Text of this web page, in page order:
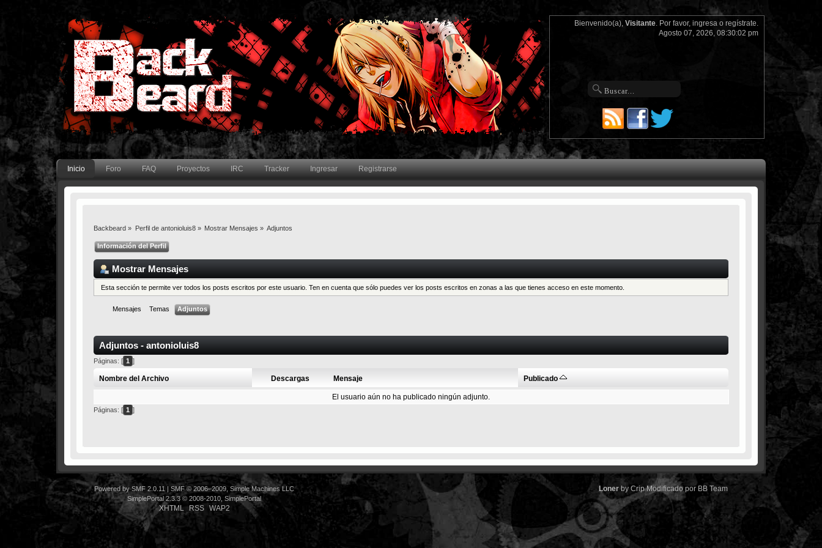
Bienvenido(a), Visitante. Por favor, ingresao regístrate.
Agosto 07, 2026, 08:30:02 pm
Inicio Foro FAQ Proyectos IRC Tracker Ingresar Registrarse
Backbeard » Perfil de antonioluis8 » Mostrar Mensajes » Adjuntos
Información del Perfil
Mostrar Mensajes
Esta sección te permite ver todos los posts escritos por este usuario. Ten en cuenta que sólo puedes ver los posts escritos en zonas a las que tienes acceso en este momento.
Mensajes Temas Adjuntos
Adjuntos - antonioluis8
Páginas: [ 1 ]
Nombre del Archivo Descargas Mensaje Publicado
El usuario aún no ha publicado ningún adjunto.
Páginas: [ 1 ]
Powered by SMF 2.0.11 |SMF © 2006–2009, Simple Machines LLC
SimplePortal 2.3.3 © 2008-2010, SimplePortal
XHTML RSS WAP2
Lonerby Crip